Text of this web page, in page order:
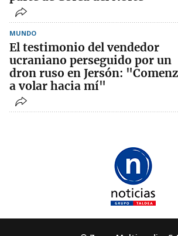
MUNDO
El testimonio del vendedor
ucraniano perseguido por un
dron ruso en Jersón:
a volar hacia mí"